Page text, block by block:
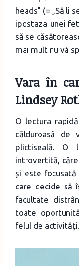
heads” (= „Să li
ipostaza unei
să se
mai mult nu vă
Vara în
Lindsey
O lectura
călduroasă
plictiseală. O
introvertită,
și este
care decide să
facultate
toate
felul de activități.